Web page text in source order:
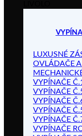
LUXUSNÉ
OVLÁDAČE
VYPÍNAČE
VYPÍNAČE
VYPÍNAČE
VYPÍNAČE
VYPÍNAČE
VYPÍNAČE